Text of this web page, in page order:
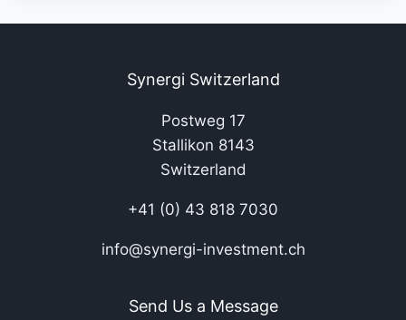
Synergi Switzerland
Postweg 17
Stallikon 8143
Switzerland
+41 (0) 43 818 7030
info@synergi-investment.ch
Send Us a Message